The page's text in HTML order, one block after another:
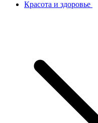
Красота и здоровье